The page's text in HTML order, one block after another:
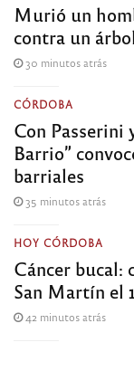
Murió un
contra un
30 minutos atrás
CÓRDOBA
Con Passerini
Barrio”
barriales
35 minutos atrás
HOY CÓRDOBA
Cáncer bucal:
San Martín el
42 minutos atrás